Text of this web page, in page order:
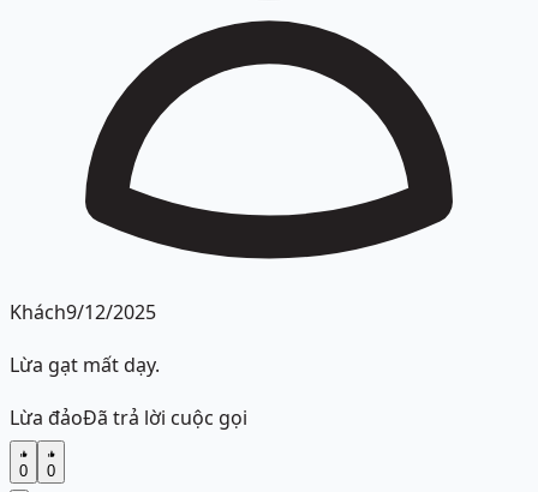
Khách9/12/2025
Lừa gạt mất dạy.
Lừa đảoĐã trả lời cuộc gọi
0 0